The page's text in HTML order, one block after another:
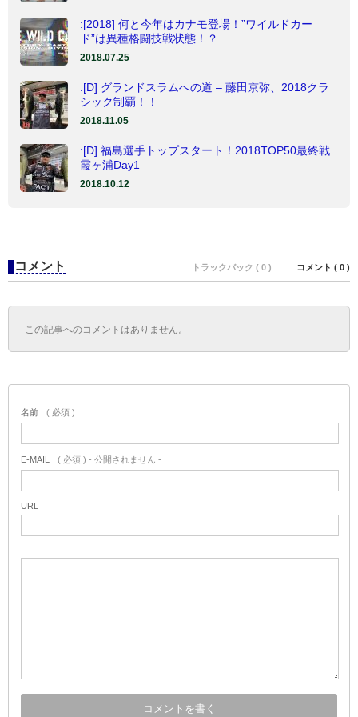
:[2018] 何と今年はカナモ登場！”ワイルドカー
ド”は異種格闘技戦状態！？
2018.07.25
:[D] グランドスラムへの道 – 藤田京弥、2018クラ
シック制覇！！
2018.11.05
:[D] 福島選手トップスタート！2018TOP50最終戦
霞ヶ浦Day1
2018.10.12
コメント トラックバック ( 0 ) コメント ( 0 )
この記事へのコメントはありません。
名前 ( 必須 )
E-MAIL ( 必須 ) - 公開されません -
URL